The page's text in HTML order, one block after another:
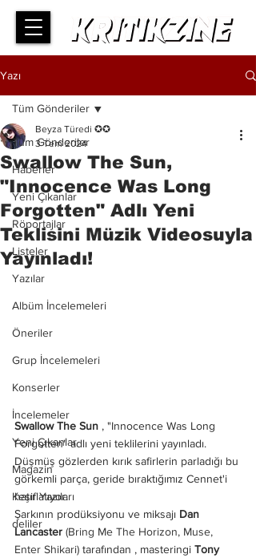
Yazı
Tüm Gönderiler
Haberler
Yeni Çıkanlar
Röportajlar
Listeler
Yazılar
Albüm İncelemeleri
Öneriler
Grup İncelemeleri
Konserler
İncelemeler
Yeni Çıkanlar
Magazin
Keşif Yazıları
deliler
Tüm Gönderiler
Swallow The Sun,
"Innocence Was Long
Forgotten" Adlı Yeni
Teklisini Müzik Videosuyla
Yayınladı!
Beyza Türedi ✪✪
3 Tem 2024
Swallow The Sun , "Innocence Was Long
Forgotten" adlı yeni teklilerini yayınladı.
Düşmüş gözlerden kırık safirlerin parladığı bu
görkemli parça, geride bıraktığımız Cennet'i
hatırlatıyor.
Şarkının prodüksiyonu ve miksajı Dan
Lancaster (Bring Me The Horizon, Muse,
Enter Shikari) tarafından , masteringi Tony